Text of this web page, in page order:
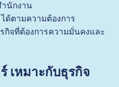
นักงาน
ด้ตามความต้องการ
กิจที่ต้องการความมั่นคงและ
เหมาะกับธุรกิจ